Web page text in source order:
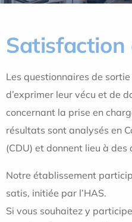
Satisfaction
Les questionnaires de
d’exprimer leur vécu et de
concernant la prise en
résultats sont analysés en
(CDU) et donnent lieu à des
Notre établissement
satis, initiée par l’HAS.
Si vous souhaitez y